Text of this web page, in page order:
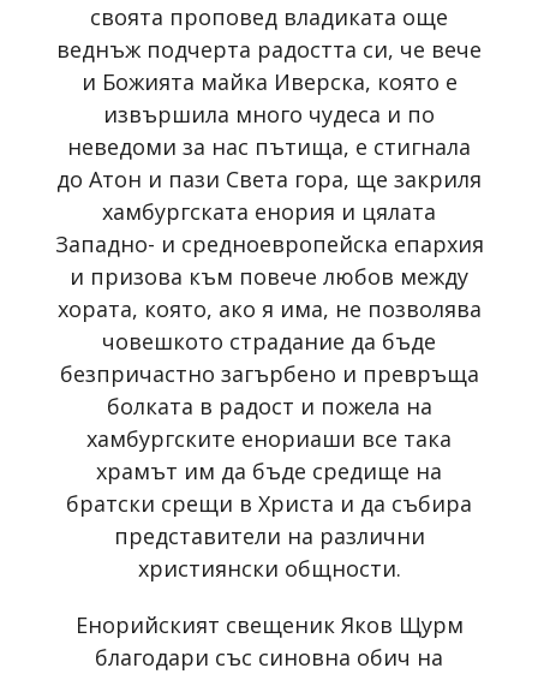
своята проповед владиката още
веднъж подчерта радостта си, че вече
и Божията майка Иверска, която е
извършила много чудеса и по
неведоми за нас пътища, е стигнала
до Атон и пази Света гора, ще закриля
хамбургската енория и цялата
Западно- и средноевропейска епархия
и призова към повече любов между
хората, която, ако я има, не позволява
човешкото страдание да бъде
безпричастно загърбено и превръща
болката в радост и пожела на
хамбургските енориаши все така
храмът им да бъде средище на
братски срещи в Христа и да събира
представители на различни
християнски общности.
Енорийският свещеник Яков Щурм
благодари със синовна обич на